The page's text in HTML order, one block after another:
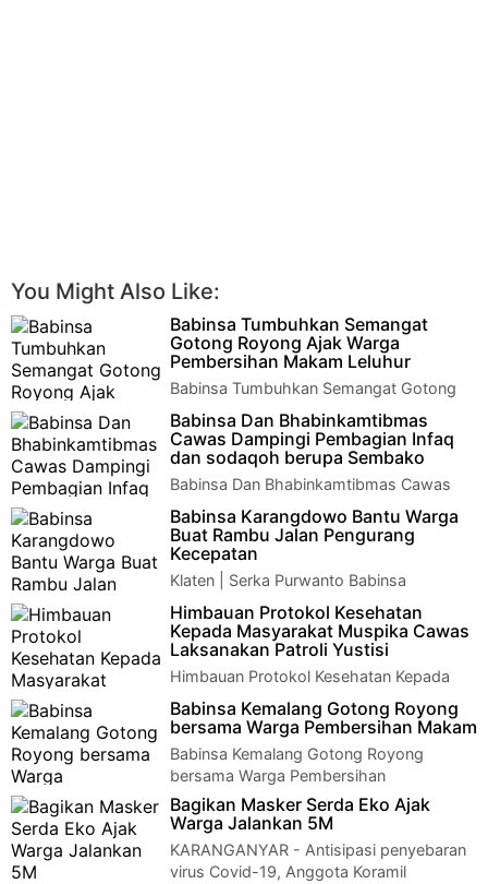
You Might Also Like:
Babinsa Tumbuhkan Semangat
Gotong Royong Ajak Warga
Pembersihan Makam Leluhur
Babinsa Tumbuhkan Semangat Gotong
Royong Ajak Warga Pembersihan Makam
LeluhurKlaten - Babinsa Koramil 12/Manisrenggo Ser…
Babinsa Dan Bhabinkamtibmas
Cawas Dampingi Pembagian Infaq
dan sodaqoh berupa Sembako
Babinsa Dan Bhabinkamtibmas Cawas
Dampingi Pembagian Infaq dan sodaqoh
berupa SembakoKlaten - Pelda Agus Setya Hartana B…
Babinsa Karangdowo Bantu Warga
Buat Rambu Jalan Pengurang
Kecepatan
Klaten | Serka Purwanto Babinsa
Karangdowo anggota koramil
17/Karangdowo kodim 0723/Klaten Bersama Warga membuat
Rambu R…
Himbauan Protokol Kesehatan
Kepada Masyarakat Muspika Cawas
Laksanakan Patroli Yustisi
Himbauan Protokol Kesehatan Kepada
Masyarakat Muspika Cawas Laksanakan
Patroli YustisiKlaten - Anggota Koramil 20/Cawas …
Babinsa Kemalang Gotong Royong
bersama Warga Pembersihan Makam
Babinsa Kemalang Gotong Royong
bersama Warga Pembersihan
MakamKlaten - Babinsa Koramil 13/Kemalang Serda Giri
wirawan be…
Bagikan Masker Serda Eko Ajak
Warga Jalankan 5M
KARANGANYAR - Antisipasi penyebaran
virus Covid-19, Anggota Koramil